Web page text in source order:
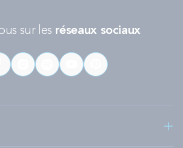
sur les réseaux sociaux